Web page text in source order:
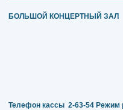
БОЛЬШОЙ КОНЦЕРТНЫЙ ЗАЛ
Телефон кассы 2-63-54 Режим